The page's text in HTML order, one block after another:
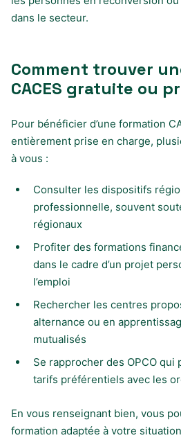
dans le secteur.
Comment trouver
CACES gratuite ou
Pour bénéficier d’une formation
entièrement prise en charge,
à vous :
Consulter les dispositifs
professionnelle, souvent
régionaux
Profiter des formations
dans le cadre d’un projet
l’emploi
Rechercher les centres
alternance ou en
mutualisés
Se rapprocher des OPCO
tarifs préférentiels avec les
En vous renseignant bien, vous
formation adaptée à votre